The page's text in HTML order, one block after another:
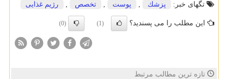
تگهای خبر:
پزشك , پوست , تخصص , رژیم غذایی
این مطلب را می پسندید؟ (1)
(0)
تازه ترین مطالب مرتبط